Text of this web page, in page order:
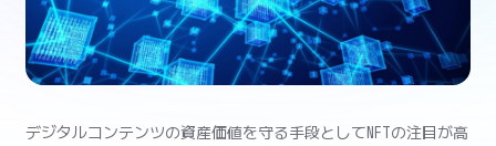
デジタルコンテンツの資産価値を守る手段としてNFTの注目が高